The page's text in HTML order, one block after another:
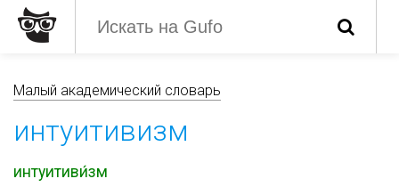
Малый академический словарь
интуитивизм
интуитиви́зм